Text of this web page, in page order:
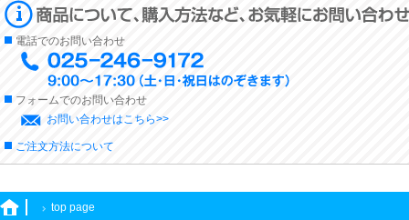
電話でのお問い合わせ
フォームでのお問い合わせ
お問い合わせはこちら>>
ご注文方法について
top page